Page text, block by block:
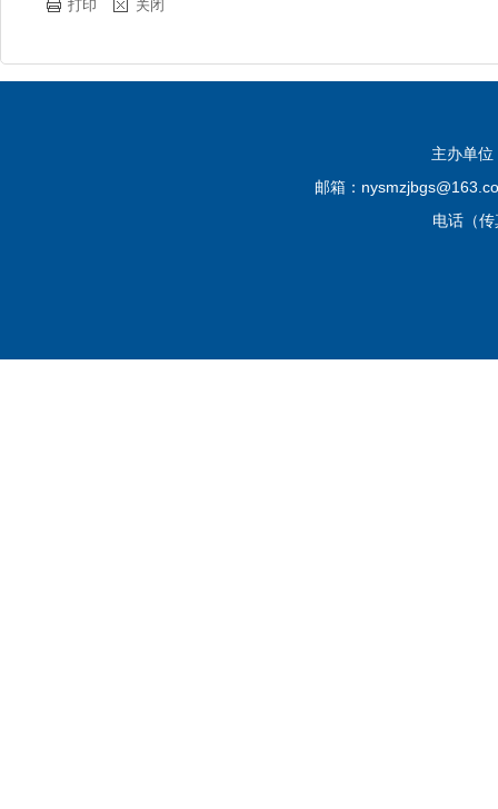
打印 关闭
主办单
邮箱：
电话（